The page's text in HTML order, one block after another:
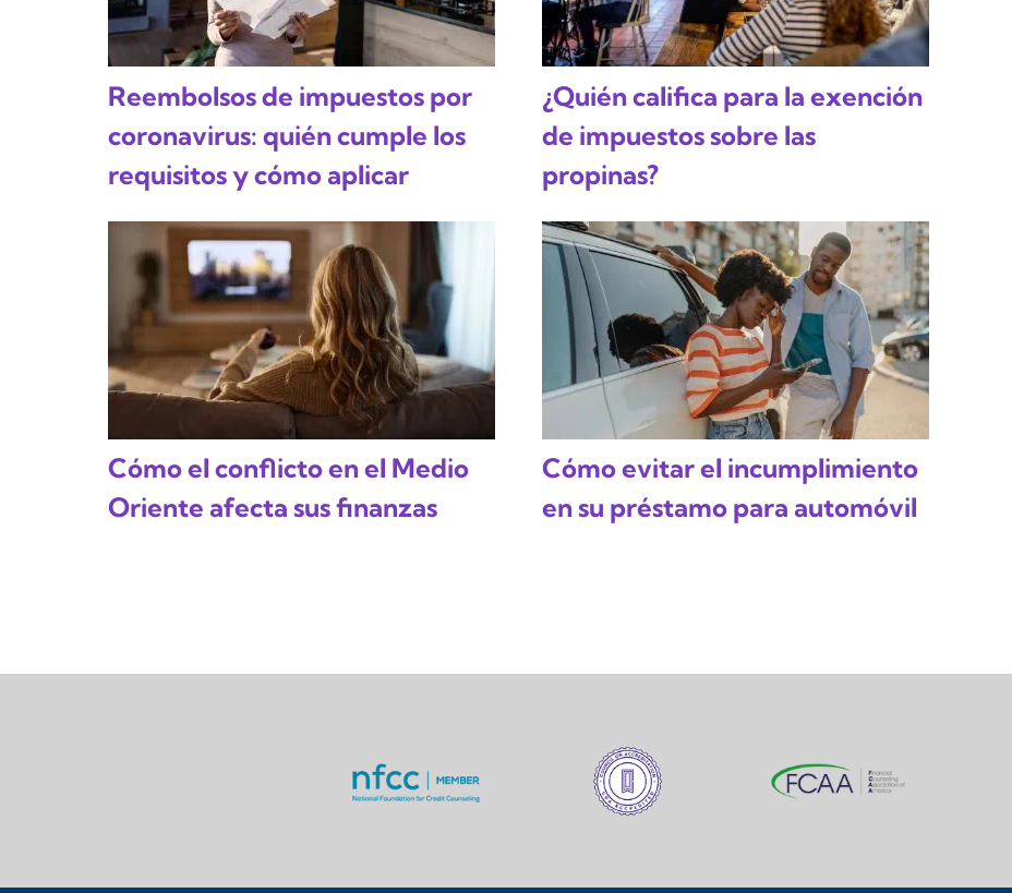
Reembolsos de impuestos por
coronavirus: quién cumple los
requisitos y cómo aplicar
¿Quién califica para la exención
de impuestos sobre las
propinas?
Cómo el conflicto en el Medio
Oriente afecta sus finanzas
Cómo evitar el incumplimiento
en su préstamo para automóvil